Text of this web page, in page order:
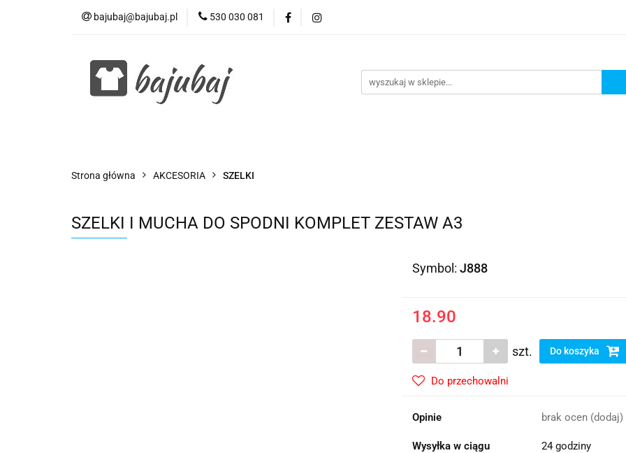
bajubaj@bajubaj.pl 530 030 081
Strona główna AKCESORIA SZELKI
SZELKI I MUCHA DO SPODNI KOMPLET ZESTAW A3
Symbol: J888
18.90
szt. Do koszyka
Do przechowalni
Opinie brak ocen (dodaj)
Wysyłka w ciągu 24 godziny